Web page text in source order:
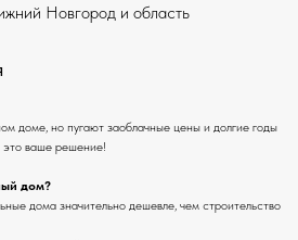
Новгород и область
доме, но пугают заоблачные цены и долгие годы
это ваше решение!
дом?
дома значительно дешевле, чем строительство